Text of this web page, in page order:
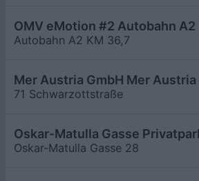
OMV eMotion #2 Autobahn
Autobahn A2 KM 36,7
Mer Austria GmbH Mer
71 Schwarzottstraße
Oskar-Matulla Gasse
Oskar-Matulla Gasse 28